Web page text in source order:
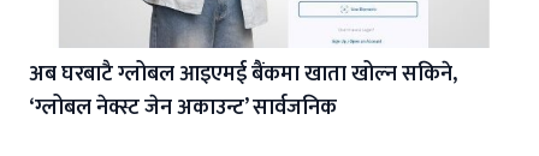
अब घरबाटै ग्लोबल आइएमई बैंकमा खाता खोल्न सकिने,
‘ग्लोबल नेक्स्ट जेन अकाउन्ट’ सार्वजनिक